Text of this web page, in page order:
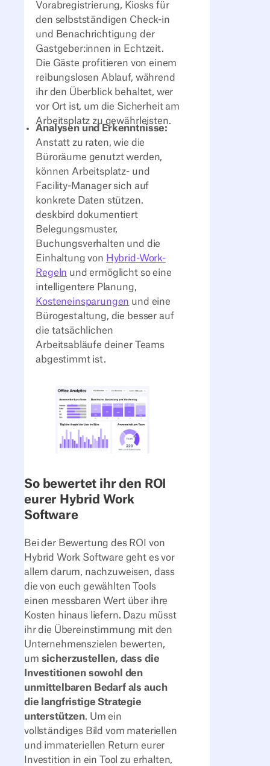
Vorabregistrierung, Kiosks für
den selbstständigen Check-in
und Benachrichtigung der
Gastgeber:innen in Echtzeit.
Die Gäste profitieren von einem
reibungslosen Ablauf, während
ihr den Überblick behaltet, wer
vor Ort ist, um die Sicherheit am
Arbeitsplatz zu gewährleisten.
Analysen und Erkenntnisse:
Anstatt zu raten, wie die
Büroräume genutzt werden,
können Arbeitsplatz- und
Facility-Manager sich auf
konkrete Daten stützen.
deskbird dokumentiert
Belegungsmuster,
Buchungsverhalten und die
Einhaltung von Hybrid-Work-
Regeln und ermöglicht so eine
intelligentere Planung,
Kosteneinsparungen und eine
Bürogestaltung, die besser auf
die tatsächlichen
Arbeitsabläufe deiner Teams
abgestimmt ist.
So bewertet ihr den ROI
eurer Hybrid Work
Software
Bei der Bewertung des ROI von
Hybrid Work Software geht es vor
allem darum, nachzuweisen, dass
die von euch gewählten Tools
einen messbaren Wert über ihre
Kosten hinaus liefern. Dazu müsst
ihr die Übereinstimmung mit den
Unternehmenszielen bewerten,
um sicherzustellen, dass die
Investitionen sowohl den
unmittelbaren Bedarf als auch
die langfristige Strategie
unterstützen. Um ein
vollständiges Bild vom materiellen
und immateriellen Return eurer
Investition in ein Tool zu erhalten,